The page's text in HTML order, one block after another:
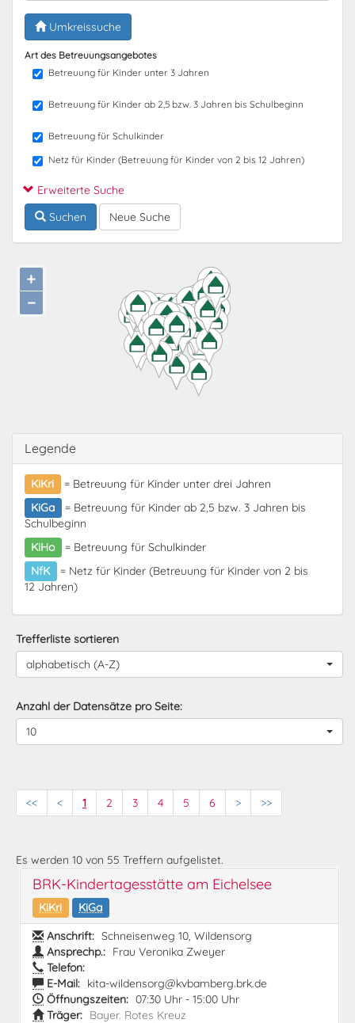
Umkreissuche
Art des Betreuungsangebotes
Betreuung für Kinder unter 3 Jahren
Betreuung für Kinder ab 2,5 bzw. 3 Jahren bis Schulbeginn
Betreuung für Schulkinder
Netz für Kinder (Betreuung für Kinder von 2 bis 12 Jahren)
Erweiterte Suche
Suchen
Neue Suche
+
−
Legende
KiKri
= Betreuung für Kinder unter drei Jahren
KiGa
= Betreuung für Kinder ab 2,5 bzw. 3 Jahren bis
Schulbeginn
KiHo
= Betreuung für Schulkinder
NfK
= Netz für Kinder (Betreuung für Kinder von 2 bis
12 Jahren)
Trefferliste sortieren
alphabetisch (A-Z)
Anzahl der Datensätze pro Seite:
10
<< < 1 2 3 4 5 6 > >>
Es werden 10 von 55 Treffern aufgelistet.
BRK-Kindertagesstätte am Eichelsee
KiKri
KiGa
Anschrift: Schneisenweg 10, Wildensorg
Ansprechp.: Frau Veronika Zweyer
Telefon:
E-Mail: kita-wildensorg@kvbamberg.brk.de
Öffnungszeiten: 07:30 Uhr - 15:00 Uhr
Träger: Bayer. Rotes Kreuz